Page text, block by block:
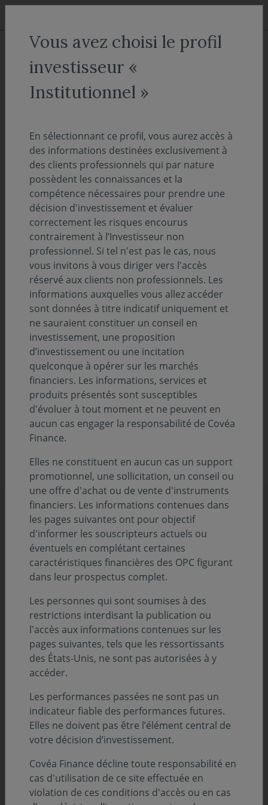
Aller au menu
Aller au contenu
ACCUEIL Actualités Evénements
Le rapport d'activité 2022 vient
EVÉNEMENTS 19 juin 2023
Temps de lecture : min
Ça y est, notre rapport d’activité 2022 est
arrivé. Retrouvez la version complète et
digitalisée de cette nouvelle édition !
Pour la deuxième année consécutive, notre rapport
d’activités’intitule «Regards», un ouvrage qui éclaire
notre stratégie, nos résultats et qui revient sur les
tendances qui les expliquent.
Le rapport d’activité 2022 s’inscrit dans la continuité de
2021 et maintient son ancrage au cœur de notre plan
stratégique baptisé "Ambition 2026".
DÉCOUVREZ DÈS À PRÉSENT LA VERSION DIGITALE DE NOTRE
RAPPORT !
CONSULTEZ LE PDF DE NOTRE RAPPORT ANNUEL (PDF -
5.26 MO)
Découvrez d'autres décryptages
COMMUNIQUÉ 31 juillet 2026
Covéa Finance accélère son engagement
climat en rejoignant l’initiative
internationale Climate Action 100+
Covéa Finance annonce son adhésion à Climate Action
100+, l'une des principales initiatives internationales
Vous avez choisi le profil
investisseur «
Institutionnel »
En sélectionnant ce profil, vous aurez accès à
des informations destinées exclusivement à
des clients professionnels qui par nature
possèdent les connaissances et la
compétence nécessaires pour prendre une
décision d'investissement et évaluer
correctement les risques encourus
contrairement à l’Investisseur non
professionnel. Si tel n'est pas le cas, nous
vous invitons à vous diriger vers l'accès
réservé aux clients non professionnels. Les
informations auxquelles vous allez accéder
sont données à titre indicatif uniquement et
ne sauraient constituer un conseil en
investissement, une proposition
d’investissement ou une incitation
quelconque à opérer sur les marchés
financiers. Les informations, services et
produits présentés sont susceptibles
d'évoluer à tout moment et ne peuvent en
aucun cas engager la responsabilité de Covéa
Finance.
Elles ne constituent en aucun cas un support
promotionnel, une sollicitation, un conseil ou
une offre d'achat ou de vente d'instruments
financiers. Les informations contenues dans
les pages suivantes ont pour objectif
d'informer les souscripteurs actuels ou
éventuels en complétant certaines
caractéristiques financières des OPC figurant
dans leur prospectus complet.
Les personnes qui sont soumises à des
restrictions interdisant la publication ou
l'accès aux informations contenues sur les
pages suivantes, tels que les ressortissants
des États-Unis, ne sont pas autorisées à y
accéder.
Les performances passées ne sont pas un
indicateur fiable des performances futures.
Elles ne doivent pas être l’élément central de
votre décision d’investissement.
Covéa Finance décline toute responsabilité en
cas d'utilisation de ce site effectuée en
violation de ces conditions d'accès ou en cas